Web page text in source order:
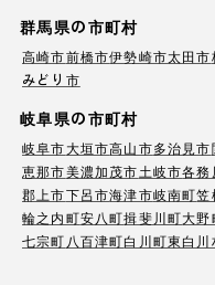
群馬県の市町村
高崎市前橋市伊勢崎市太田市
みどり市
岐阜県の市町村
岐阜市大垣市高山市多治見市
恵那市美濃加茂市土岐市各務
郡上市下呂市海津市岐南町笠
輪之内町安八町揖斐川町大野
七宗町 八百津町白川町東白川